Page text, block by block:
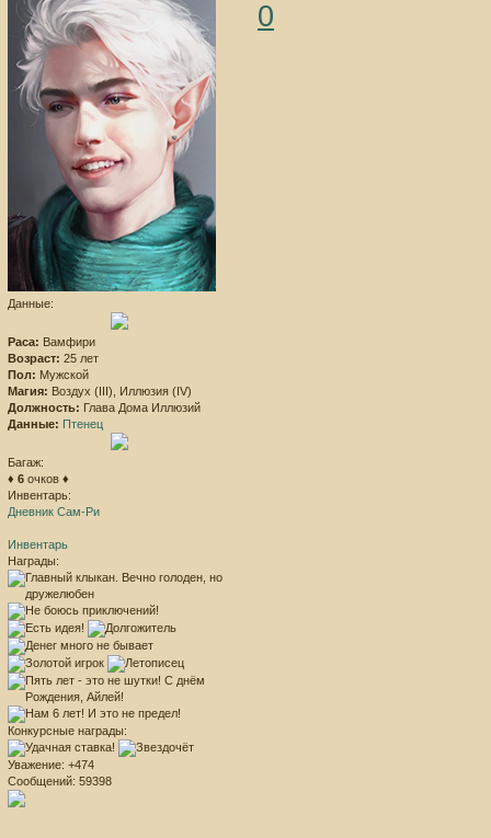
Данные:
Раса: Вамфири
Возраст: 25 лет
Пол: Мужской
Магия: Воздух (III), Иллюзия (IV)
Должность: Глава Дома Иллюзий
Данные: Птенец
Багаж:
♦ 6 очков ♦
Инвентарь:
Дневник Сам-Ри
Инвентарь
Награды:
Конкурсные награды:
Уважение: +474
Сообщений: 59398
0